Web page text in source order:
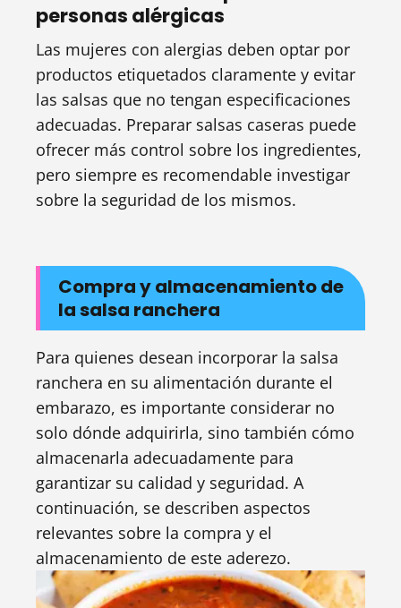
personas alérgicas
Las mujeres con alergias deben optar por
productos etiquetados claramente y evitar
las salsas que no tengan especificaciones
adecuadas. Preparar salsas caseras puede
ofrecer más control sobre los ingredientes,
pero siempre es recomendable investigar
sobre la seguridad de los mismos.
Compra y almacenamiento de
la salsa ranchera
Para quienes desean incorporar la salsa
ranchera en su alimentación durante el
embarazo, es importante considerar no
solo dónde adquirirla, sino también cómo
almacenarla adecuadamente para
garantizar su calidad y seguridad. A
continuación, se describen aspectos
relevantes sobre la compra y el
almacenamiento de este aderezo.